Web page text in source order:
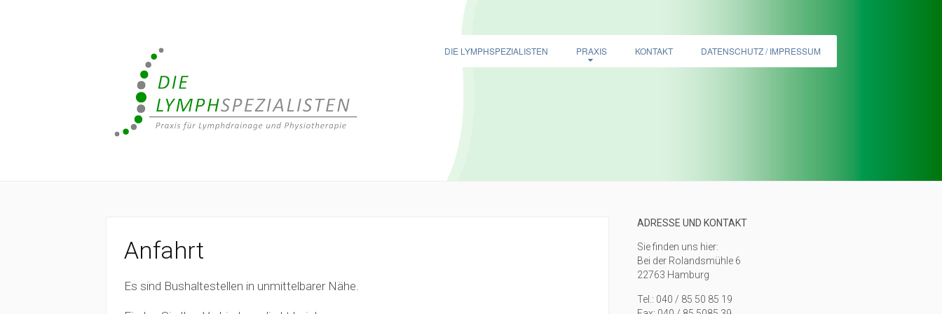
DIE LYMPHSPEZIALISTEN PRAXIS KONTAKT DATENSCHUTZ / IMPRESSUM
Anfahrt
Es sind Bushaltestellen in unmittelbarer Nähe.
ADRESSE UND KONTAKT
Sie finden uns hier:
Bei der Rolandsmühle 6
22763 Hamburg
Tel.: 040 / 85 50 85 19